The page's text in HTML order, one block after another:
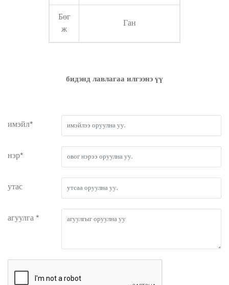
Бөг
ж
Ган
бидэнд лавлагаа илгээнэ үү
имэйл*
нэр*
утас
агуулга *